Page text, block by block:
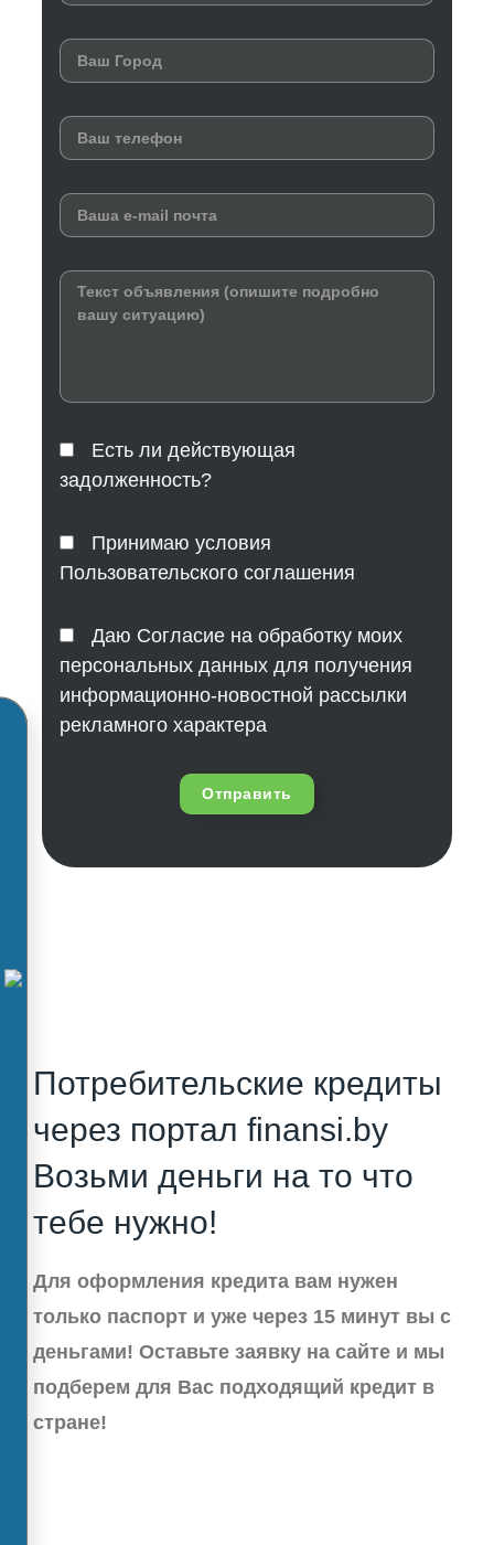
Есть ли действующая
задолженность?
Принимаю условия
Пользовательского соглашения
Даю Согласие на обработку моих
персональных данных для получения
информационно-новостной рассылки
рекламного характера
Отправить
Потребительские кредиты
через портал finansi.by
Возьми деньги на то что
тебе нужно!
Для оформления кредита вам нужен
только паспорт и уже через 15 минут вы с
деньгами! Оставьте заявку на сайте и мы
подберем для Вас подходящий кредит в
стране!